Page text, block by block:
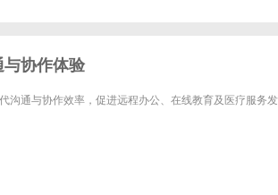
与协作体验
沟通与协作效率，促进远程办公、在线教育及医疗服务发